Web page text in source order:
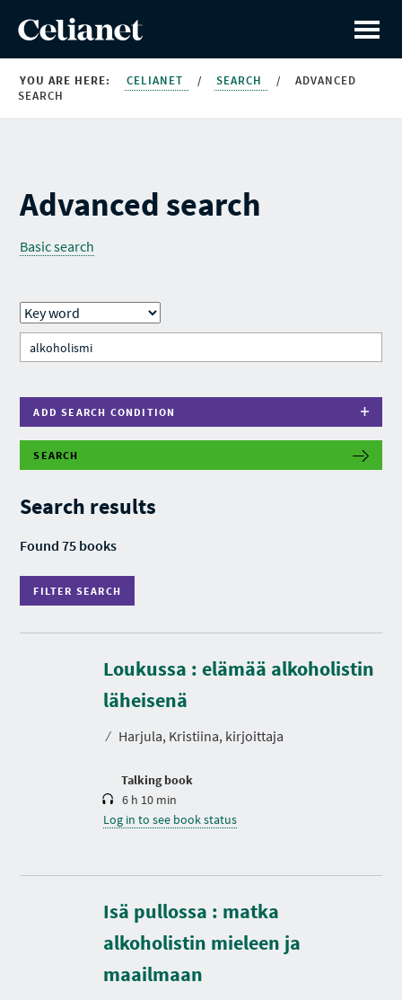
YOU ARE HERE: CELIANET / SEARCH /
ADVANCED
SEARCH
Advanced search
Basic search
ADD SEARCH CONDITION
SEARCH
Search results
Found 75 books
FILTER SEARCH
F
T
S
A
R
C
Loukussa : elämää alkoholistin
läheisenä
⁄ Harjula, Kristiina, kirjoittaja
Talking book
D
u
r
a
i
6 h 10 min
Log in to see book status
Isä pullossa : matka
alkoholistin mieleen ja
maailmaan
D
u
r
a